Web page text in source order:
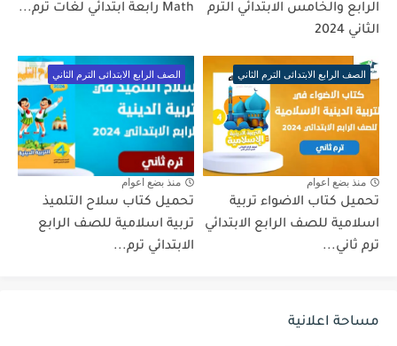
الرابع والخامس الابتدائي الترم
الثاني 2024
Math رابعة ابتدائي لغات ترم...
الصف الرابع الابتدائى الترم الثاني
منذ بضع اعوام
تحميل كتاب الاضواء تربية
اسلامية للصف الرابع الابتدائي
ترم ثاني...
الصف الرابع الابتدائى الترم الثاني
منذ بضع اعوام
تحميل كتاب سلاح التلميذ
تربية اسلامية للصف الرابع
الابتدائي ترم...
مساحة اعلانية